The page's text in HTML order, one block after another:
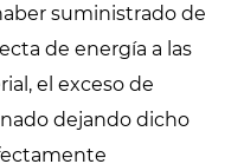
suministrado de
de energía a las
el exceso de
dejando dicho